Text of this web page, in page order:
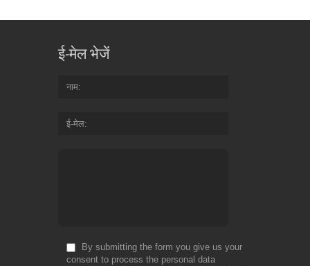
ई-मेल भेजें
नाम
ई-मेल
By submitting the form you give us your
consent to process the personal data